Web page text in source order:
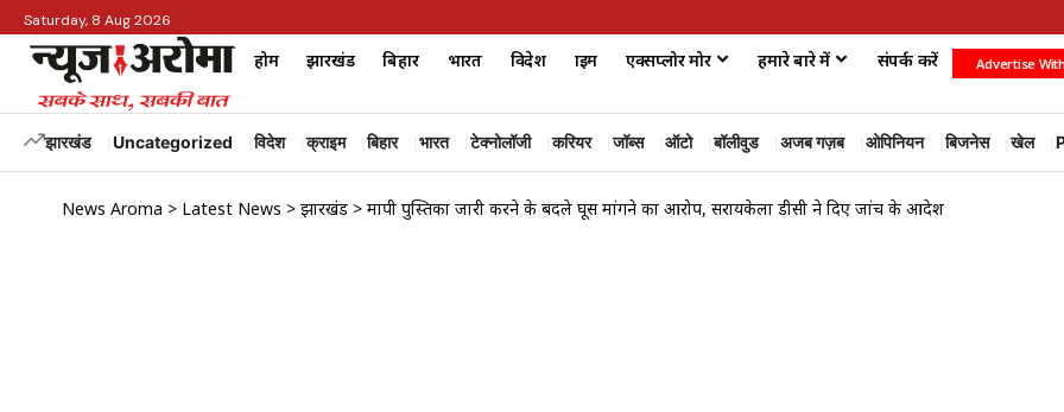
Saturday, 8 Aug 2026
होम झारखंड बिहार भारत विदेश क्राइम एक्सप्लोर मोर हमारे बारे में संपर्क करें Advertise
झारखंड Uncategorized विदेश क्राइम बिहार भारत टेक्नोलॉजी करियर जॉब्स ऑटो बॉलीवुड अजब गज़ब ओपिनियन बिजनेस खेल
News Aroma > Latest News > झारखंड > मापी पुस्तिका जारी करने के बदले घूस मांगने का आरोप, सरायकेला डीसी ने दिए जांच के आदेश